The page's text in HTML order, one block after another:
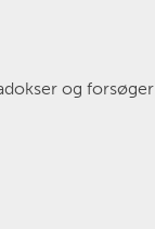
og